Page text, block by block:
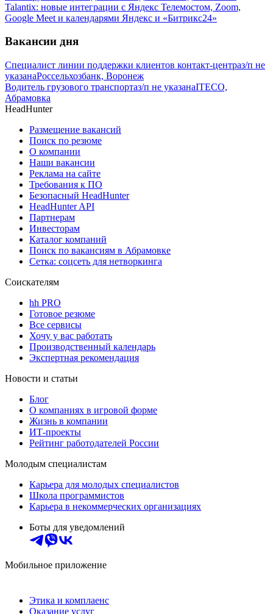
Talantix: новые интеграции с Яндекс Телемостом, Zoom,
Google Meet и календарями Яндекс и «Битрикс24»
Вакансии дня
Специалист линии поддержки клиентов контакт-центраз/п не
указанаРоссельхозбанк, Воронеж
Водитель грузового транспортаз/п не указанаITECO,
Абрамовка
HeadHunter
Размещение вакансий
Поиск по резюме
О компании
Наши вакансии
Реклама на сайте
Требования к ПО
Безопасный HeadHunter
HeadHunter API
Партнерам
Инвесторам
Каталог компаний
Поиск по вакансиям в Абрамовке
Сетка: соцсеть для нетворкинга
Соискателям
hh PRO
Готовое резюме
Все сервисы
Хочу у вас работать
Производственный календарь
Экспертная рекомендация
Новости и статьи
Блог
О компаниях в игровой форме
Жизнь в компании
ИТ-проекты
Рейтинг работодателей России
Молодым специалистам
Карьера для молодых специалистов
Школа программистов
Карьера в некоммерческих организациях
Боты для уведомлений
Мобильное приложение
Этика и комплаенс
Оказание услуг